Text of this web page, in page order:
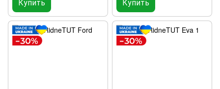
Купить Купить